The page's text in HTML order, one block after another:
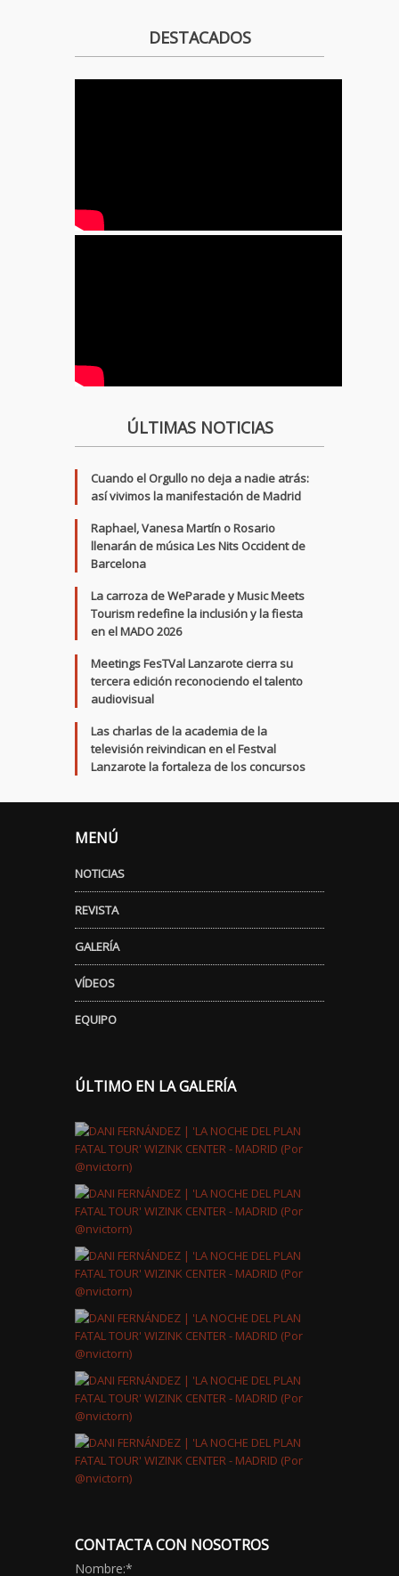
DESTACADOS
ÚLTIMAS NOTICIAS
Cuando el Orgullo no deja a nadie atrás:
así vivimos la manifestación de Madrid
Raphael, Vanesa Martín o Rosario
llenarán de música Les Nits Occident de
Barcelona
La carroza de WeParade y Music Meets
Tourism redefine la inclusión y la fiesta
en el MADO 2026
Meetings FesTVal Lanzarote cierra su
tercera edición reconociendo el talento
audiovisual
Las charlas de la academia de la
televisión reivindican en el Festval
Lanzarote la fortaleza de los concursos
MENÚ
NOTICIAS
REVISTA
GALERÍA
VÍDEOS
EQUIPO
ÚLTIMO EN LA GALERÍA
CONTACTA CON NOSOTROS
Nombre:*